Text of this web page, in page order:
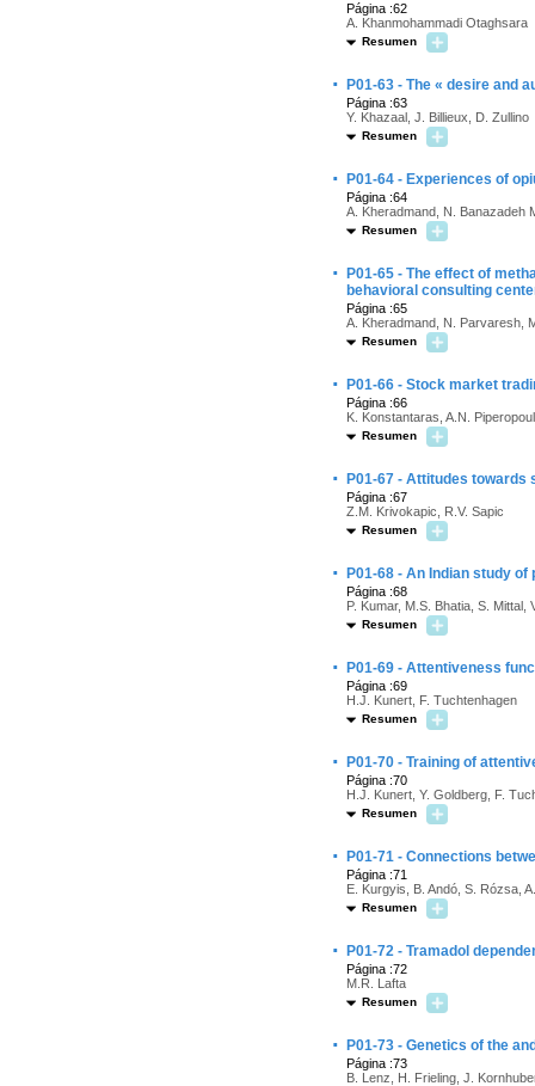
Página :62
A. Khanmohammadi Otaghsara
Resumen
· P01-63 - The « desire and
Página :63
Y. Khazaal, J. Billieux, D. Zullino
Resumen
· P01-64 - Experiences of
Página :64
A. Kheradmand, N. Banazadeh
Resumen
·
P01-65 - The effect of
behavioral consulting
Página :65
A. Kheradmand, N. Parvaresh,
Resumen
· P01-66 - Stock market
Página :66
K. Konstantaras, A.N.
Resumen
· P01-67 - Attitudes towards
Página :67
Z.M. Krivokapic, R.V. Sapic
Resumen
· P01-68 - An Indian study
Página :68
P. Kumar, M.S. Bhatia, S. Mittal,
Resumen
· P01-69 - Attentiveness
Página :69
H.J. Kunert, F. Tuchtenhagen
Resumen
· P01-70 - Training of
Página :70
H.J. Kunert, Y. Goldberg, F.
Resumen
· P01-71 - Connections
Página :71
E. Kurgyis, B. Andó, S. Rózsa,
Resumen
· P01-72 - Tramadol
Página :72
M.R. Lafta
Resumen
· P01-73 - Genetics of the
Página :73
B. Lenz, H. Frieling, J.